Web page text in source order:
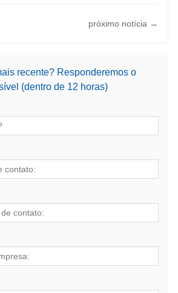
próximo notícia →
recente? Responderemos o
(dentro de 12 horas)